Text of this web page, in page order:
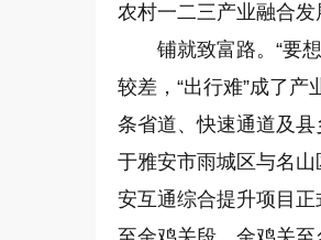
农村一二三产业融合发
铺就致富路。“要
较差，“出行难”成了
条省道、快速通道及
于雅安市雨城区与名
安互通综合提升项目